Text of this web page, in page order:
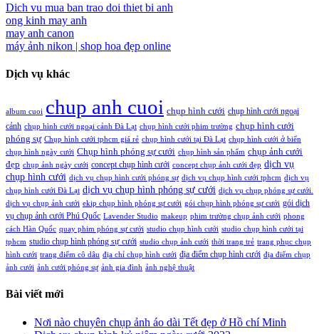
Dich vu mua ban trao doi thiet bi anh
ong kinh may anh
may anh canon
máy ảnh nikon | shop hoa đẹp online
Dịch vụ khác
album cuoi chup anh cuoi chụp hình cưới chụp hình cưới ngoại
cảnh chụp hình cưới ngoại cảnh Đà Lạt chụp hình cưới phim trường chụp hình cưới
phóng sự Chụp hình cưới tphcm giá rẻ chụp hình cưới tại Đà Lạt chụp hình cưới ở biển
chụp hình ngày cưới Chụp hình phóng sự cưới chụp hình sản phẩm chụp ảnh cưới
đẹp chụp ảnh ngày cưới concept chụp hình cưới concept chụp ảnh cưới đẹp dịch vụ
chụp hình cưới dịch vụ chụp hình cưới phóng sự dịch vụ chụp hình cưới tphcm dịch vụ
chụp hình cưới Đà Lạt dịch vụ chụp hình phóng sự cưới dịch vụ chụp phóng sự cưới.
dịch vụ chụp ảnh cưới ekip chụp hình phóng sự cưới gói chụp hình phóng sự cưới gói dịch
vụ chụp ảnh cưới Phú Quốc Lavender Studio makeup phim trường chụp ảnh cưới phong
cách Hàn Quốc quay phim phóng sự cưới studio chụp hình cưới studio chụp hình cưới tại
tphcm studio chụp hình phóng sự cưới studio chụp ảnh cưới thời trang trẻ trang phục chụp
hình cưới trang điểm cô dâu địa chỉ chụp hình cưới địa điểm chụp hình cưới địa điểm chụp
ảnh cưới ảnh cưới phóng sự ảnh gia đình ảnh nghệ thuật
Bài viết mới
Nơi nào chuyên chụp ảnh áo dài Tết đẹp ở Hồ chí Minh